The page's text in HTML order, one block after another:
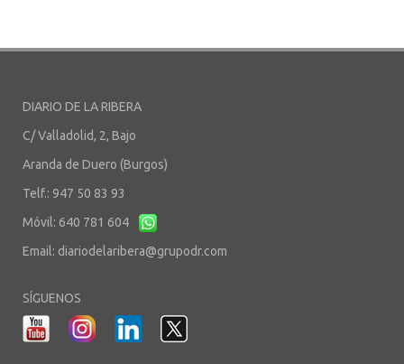
DIARIO DE LA RIBERA
C/ Valladolid, 2, Bajo
Aranda de Duero (Burgos)
Telf.: 947 50 83 93
Móvil: 640 781 604
Email: diariodelaribera@grupodr.com
SÍGUENOS